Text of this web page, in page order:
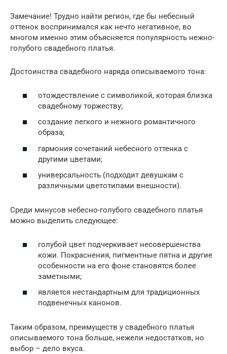
Замечание! Трудно найти регион, где бы небесный
оттенок воспринимался как нечто негативное, во
многом именно этим объясняется популярность нежно-
голубого свадебного платья.
Достоинства свадебного наряда описываемого тона:
отождествление с символикой, которая близка
свадебному торжеству;
создание легкого и нежного романтичного
образа;
гармония сочетаний небесного оттенка с
другими цветами;
универсальность (подходит девушкам с
различными цветотипами внешности).
Среди минусов небесно-голубого свадебного платья
можно выделить следующее:
голубой цвет подчеркивает несовершенства
кожи. Покраснения, пигментные пятна и другие
особенности на его фоне становятся более
заметными;
является нестандартным для традиционных
подвенечных канонов.
Таким образом, преимуществ у свадебного платья
описываемого тона больше, нежели недостатков, но
выбор – дело вкуса.